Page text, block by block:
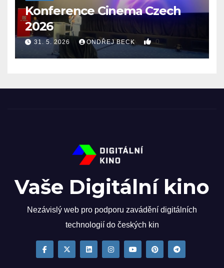
Konference Cinema Czech
2026
31. 5. 2026 ONDŘEJ BECK 0
Vaše Digitální kino
Nezávislý web pro podporu zavádění digitálních
technologií do českých kin